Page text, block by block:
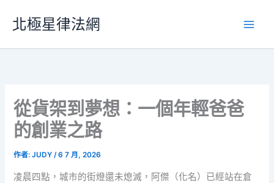
要
北極星律法網
從貨架到夢想：一個年輕爸爸
的創業之路
作者:JUDY/6 7 月, 2026
凌晨四點，城市的街燈還未熄滅，阿傑（化名）已經站在倉